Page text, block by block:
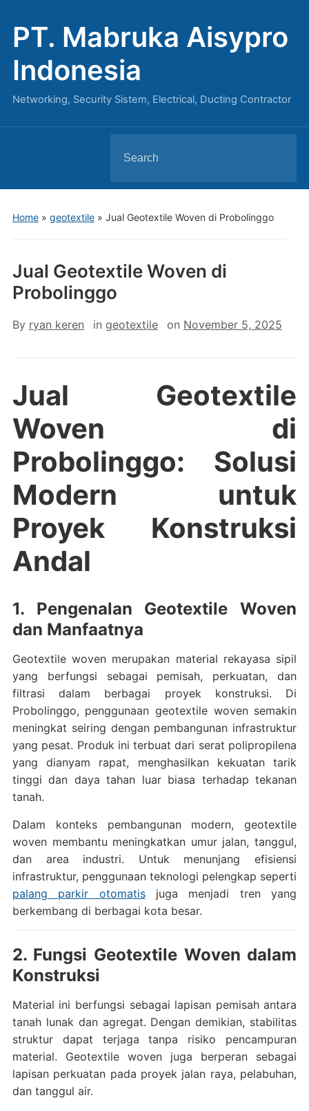
PT. Mabruka Aisypro
Indonesia
Networking, Security Sistem, Electrical, Ducting Contractor
for:
Home» geotextile» Jual Geotextile Woven di Probolinggo
Jual Geotextile Woven di
Probolinggo
By ryan keren in geotextile on November 5, 2025
Jual Geotextile
Woven di
Probolinggo: Solusi
Modern untuk
Proyek Konstruksi
Andal
1. Pengenalan Geotextile Woven
dan Manfaatnya
Geotextile woven merupakan material rekayasa sipil
yang berfungsi sebagai pemisah, perkuatan, dan
filtrasi dalam berbagai proyek konstruksi. Di
Probolinggo, penggunaan geotextile woven semakin
meningkat seiring dengan pembangunan infrastruktur
yang pesat. Produk ini terbuat dari serat polipropilena
yang dianyam rapat, menghasilkan kekuatan tarik
tinggi dan daya tahan luar biasa terhadap tekanan
tanah.
Dalam konteks pembangunan modern, geotextile
woven membantu meningkatkan umur jalan, tanggul,
dan area industri. Untuk menunjang efisiensi
infrastruktur, penggunaan teknologi pelengkap seperti
palang parkir otomatisjuga menjadi tren yang
berkembang di berbagai kota besar.
2. Fungsi Geotextile Woven dalam
Konstruksi
Material ini berfungsi sebagai lapisan pemisah antara
tanah lunak dan agregat. Dengan demikian, stabilitas
struktur dapat terjaga tanpa risiko pencampuran
material. Geotextile woven juga berperan sebagai
lapisan perkuatan pada proyek jalan raya, pelabuhan,
dan tanggul air.